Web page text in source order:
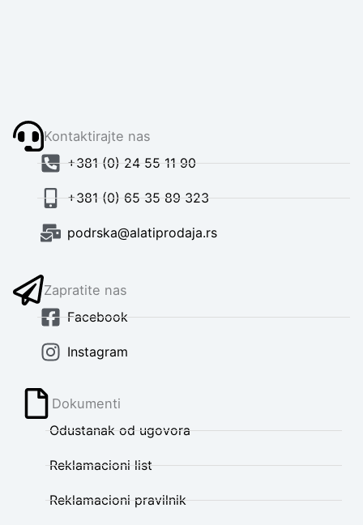
Kontaktirajte nas
+381 (0) 24 55 11 90
+381 (0) 65 35 89 323
podrska@alatiprodaja.rs
Zapratite nas
Facebook
Instagram
Dokumenti
Odustanak od ugovora
Reklamacioni list
Reklamacioni pravilnik